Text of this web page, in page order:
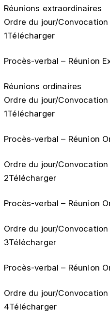
Réunions extraordinaires
Ordre du jour/
1Télécharger
Procès-verbal – Réunion
Réunions ordinaires
Ordre du jour/
1Télécharger
Procès-verbal – Réunion
Ordre du jour/
2Télécharger
Procès-verbal – Réunion
Ordre du jour/
3Télécharger
Procès-verbal – Réunion
Ordre du jour/
4Télécharger